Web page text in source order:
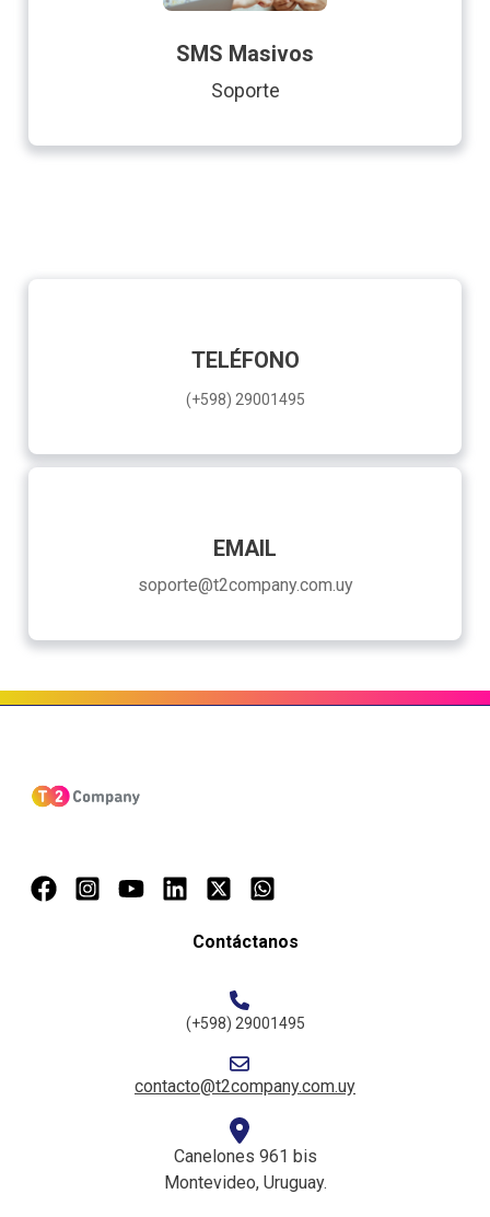
SMS Masivos
Soporte
TELÉFONO
(+598) 29001495
EMAIL
soporte@t2company.com.uy
Contáctanos
(+598) 29001495
contacto@t2company.com.uy
Canelones 961 bis
Montevideo, Uruguay.